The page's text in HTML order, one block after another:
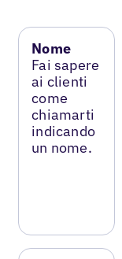
Nome
Fai sapere
ai clienti
come
chiamarti
indicando
un nome.